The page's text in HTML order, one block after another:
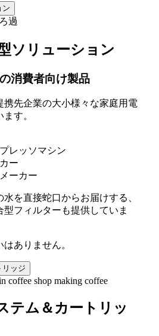
ン
ソリューション
の消費者向け製品
携先企業の大小様々な家庭用電
す。
レッソマシン
ー
ーカー
を直接蛇口からお届けする、
フィルターも提供していま
ありません。
リッジ
テム＆カートリッ